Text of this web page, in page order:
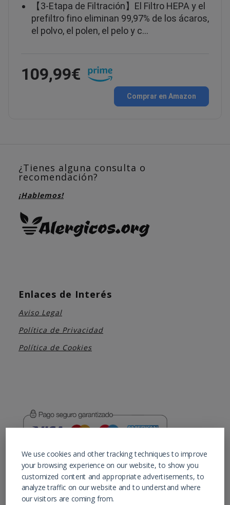
【3-Etapa de Filtración】El Filtro HEPA y el
prefiltro fino eliminan 99,97% de los ácaros,
el polvo, el polen, el pelo y c…
109,99€
Comprar en Amazon
¿Tienes alguna consulta o
recomendación?
¡Hablemos!
Enlaces de Interés
Aviso Legal
Política de Privacidad
Política de Cookies
En calidad de Afiliados de Amazon, obtenemos
ingresos por las compras adscritas que
cumplen los requisitos aplicables.
We use cookies and other tracking techniques to improve
your browsing experience on our website, to show you
customized content and appropriate advertisements, to
analyze traffic on our website and to understand where
our visitors are coming from.